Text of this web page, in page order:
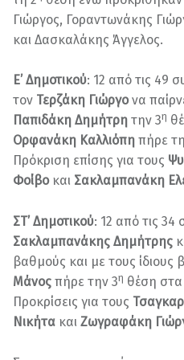
Γιώργος, Γοραντωνάκης
και Δασκαλάκης Άγγελος.
Ε’ Δημοτικού: 12 από τις 49
τον Τερζάκη Γιώργονα
Παπιδάκη Δημήτρη την 3η
Ορφανάκη Καλλιόπη πήρε
Πρόκριση επίσης για τους
Φοίβο και Σακλαμπανάκη
ΣΤ’ Δημοτικού: 12 από τις
Σακλαμπανάκης Δημήτρης
βαθμούς και με τους ίδιους
Μάνος πήρε την 3η θέση στα
Προκρίσεις για τους
Νικήτα και Ζωγραφάκη